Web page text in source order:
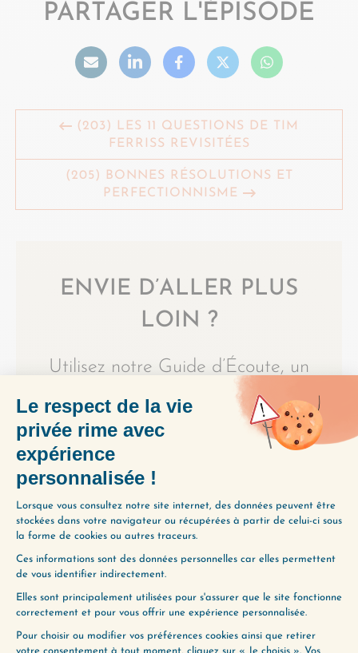
PARTAGER L'ÉPISODE
(203) LES 11 QUESTIONS DE TIM
FERRISS REVISITÉES
(205) BONNES RÉSOLUTIONS ET
PERFECTIONNISME
ENVIE D’ALLER PLUS
LOIN ?
Utilisez notre Guide d’Écoute, un
outil précieux pour vous aider à
découvrir les épisodes qui
correspondent le mieux à vos
préoccupations du moment.
Obtenez-le gratuitement en
cliquant ci-dessous :
JE LE VEUX